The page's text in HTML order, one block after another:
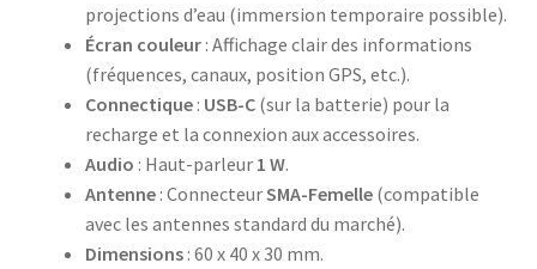
projections d’eau (immersion temporaire possible).
Écran couleur: Affichage clair des informations
(fréquences, canaux, position GPS, etc.).
Connectique: USB-C(sur la batterie) pour la
recharge et la connexion aux accessoires.
Audio : Haut-parleur 1 W.
Antenne: ConnecteurSMA-Femelle(compatible
avec les antennes standard du marché).
Dimensions: 60 x 40 x 30 mm.